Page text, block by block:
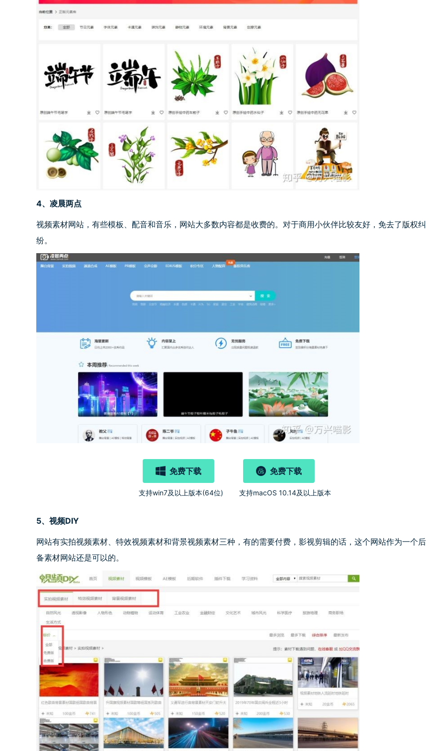
4、凌晨两点
视频素材网站，有些模板、配音和音乐，网站大多数内容都是收费的。对于商用小伙伴比较友好，免去了版权纠
纷。
免费下载
支持win7及以上版本(64位)
免费下载
支持macOS 10.14及以上版本
5、视频DIY
网站有实拍视频素材、特效视频素材和背景视频素材三种，有的需要付费，影视剪辑的话，这个网站作为一个后
备素材网站还是可以的。